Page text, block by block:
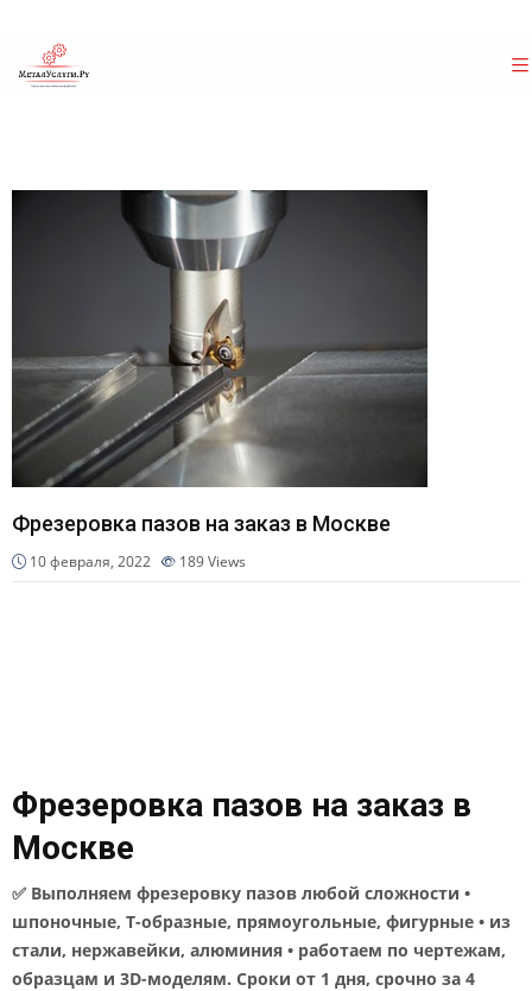
Фрезеровка пазов на заказ в Москве
10 февраля, 2022 189Views
Фрезеровка пазов на заказ в
Москве
✅ Выполняем фрезеровку пазов любой сложности •
шпоночные, Т-образные, прямоугольные, фигурные • из
стали, нержавейки, алюминия • работаем по чертежам,
образцам и 3D-моделям. Сроки от 1 дня, срочно за 4